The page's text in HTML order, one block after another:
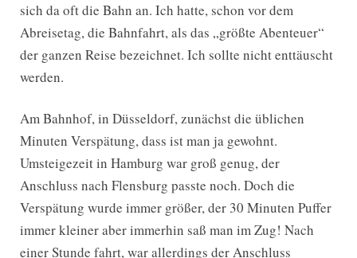
sich da oft die Bahn an. Ich hatte, schon vor dem
Abreisetag, die Bahnfahrt, als das „größte Abenteuer“
der ganzen Reise bezeichnet. Ich sollte nicht enttäuscht
werden.
Am Bahnhof, in Düsseldorf, zunächst die üblichen
Minuten Verspätung, dass ist man ja gewohnt.
Umsteigezeit in Hamburg war groß genug, der
Anschluss nach Flensburg passte noch. Doch die
Verspätung wurde immer größer, der 30 Minuten Puffer
immer kleiner aber immerhin saß man im Zug! Nach
einer Stunde fahrt, war allerdings der Anschluss